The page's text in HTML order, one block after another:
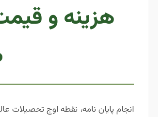
هزینه و
انجام پایان نامه، نقطه اوج